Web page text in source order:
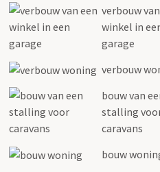
verbouw
winkel in
garage
verbouw
bouw van
stalling
caravans
bouw